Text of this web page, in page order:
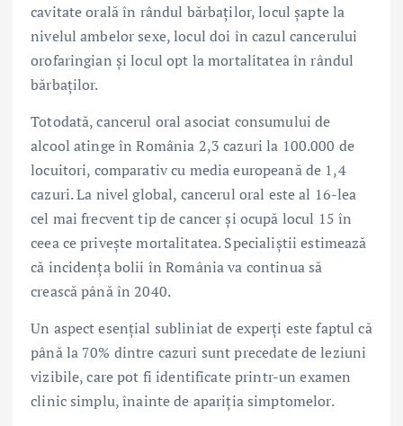
cavitate orală în rândul bărbaților, locul șapte la
nivelul ambelor sexe, locul doi în cazul cancerului
orofaringian și locul opt la mortalitatea în rândul
bărbaților.
Totodată, cancerul oral asociat consumului de
alcool atinge în România 2,3 cazuri la 100.000 de
locuitori, comparativ cu media europeană de 1,4
cazuri. La nivel global, cancerul oral este al 16-lea
cel mai frecvent tip de cancer și ocupă locul 15 în
ceea ce privește mortalitatea. Specialiștii estimează
că incidența bolii în România va continua să
crească până în 2040.
Un aspect esențial subliniat de experți este faptul că
până la 70% dintre cazuri sunt precedate de leziuni
vizibile, care pot fi identificate printr-un examen
clinic simplu, înainte de apariția simptomelor.